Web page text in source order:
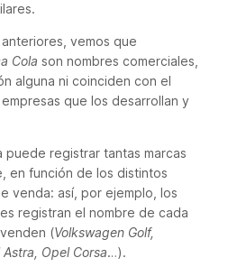
vemos que
Cola son nombres comerciales,
alguna ni coinciden con el
que los desarrollan y
puede registrar tantas marcas
en función de los distintos
venda: así, por ejemplo, los
registran el nombre de cada
(Volkswagen Golf,
Opel Corsa…).